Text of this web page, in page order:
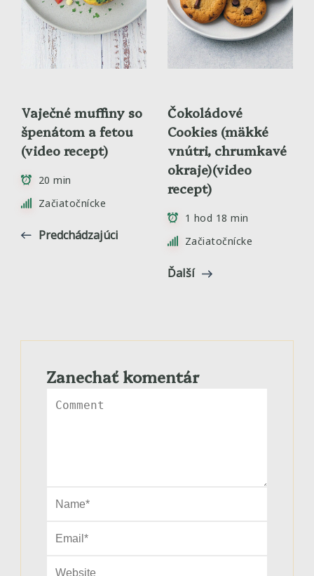
Vaječné muffiny so
špenátom a fetou
(video recept)
20 min
Začiatočnícke
Predchádzajúci
Čokoládové
Cookies (mäkké
vnútri, chrumkavé
okraje)(video
recept)
1 hod 18 min
Začiatočnícke
Ďalší
Zanechať komentár